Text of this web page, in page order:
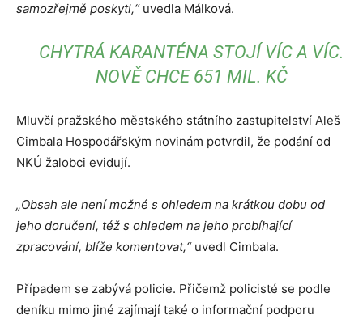
samozřejmě poskytl,“uvedla Málková.
CHYTRÁ KARANTÉNA STOJÍ VÍC A VÍC.
NOVĚ CHCE 651 MIL. KČ
Mluvčí pražského městského státního zastupitelství Aleš
Cimbala Hospodářským novinám potvrdil, že podání od
NKÚ žalobci evidují.
„Obsah ale není možné s ohledem na krátkou dobu od
jeho doručení, též s ohledem na jeho probíhající
zpracování, blíže komentovat,“uvedl Cimbala.
Případem se zabývá policie. Přičemž policisté se podle
deníku mimo jiné zajímají také o informační podporu